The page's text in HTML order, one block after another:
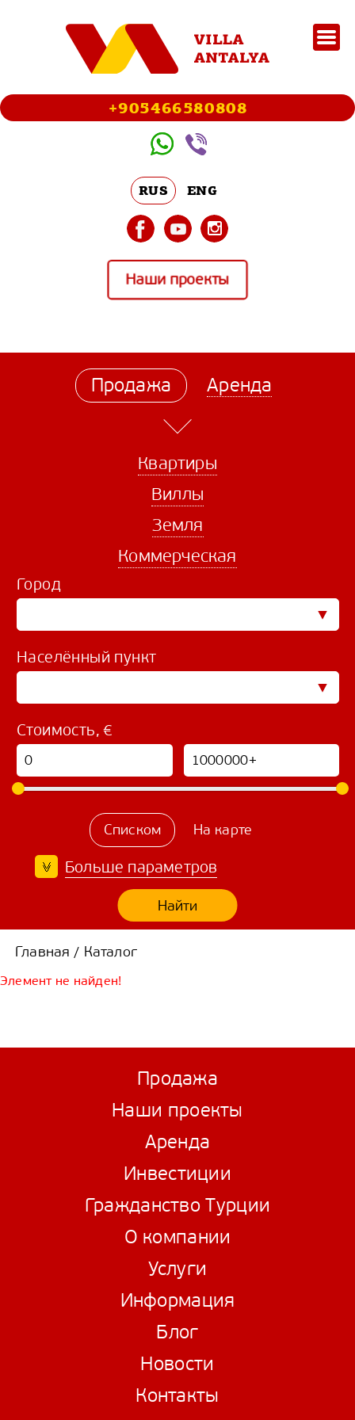
+905466580808
Наши проекты
RUS ENG
Квартиры
Виллы
Земля
Коммерческая
Продажа Аренда
Город
Населённый пункт
Стоимость, €
Списком На карте
Найти
Больше параметров
Главная / Каталог
Элемент не найден!
Продажа
Наши проекты
Аренда
Инвестиции
Гражданство Турции
О компании
Услуги
Информация
Блог
Новости
Контакты